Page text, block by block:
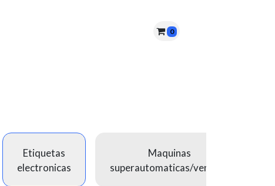
0
Etiquetas
electronicas
Maquinas
superautomaticas/vending